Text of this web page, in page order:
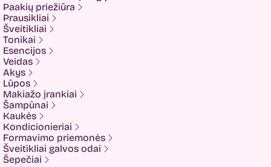
Crazy Hair
Dalton
Dear Doer
Ekseption
Elizavecca
ESFOLIO
ETUDE
Eyenlip
FaceFacts
Fariis
Fixderma
Fluff
Formal Bee
Fusion
Glow Hub
Paakių priežiūra
Prausikliai
Šveitikliai
Tonikai
Esencijos
Veidas
Akys
Lūpos
Makiažo įrankiai
Šampūnai
Kaukės
Kondicionieriai
Formavimo priemonės
Šveitikliai galvos odai
Šepečiai